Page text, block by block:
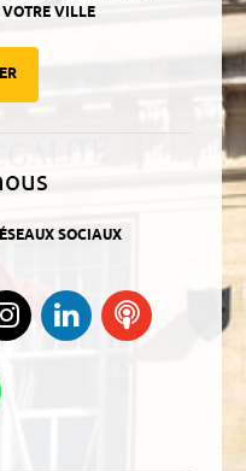
VILLE
SOCIAUX
Facebook
sur Twitter
nous sur YouTube
Suivez-nous sur
Instagram
Retrouvez-
nous sur
Ecoutez